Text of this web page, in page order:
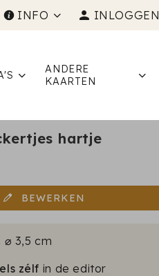
INFO INLOGGEN
ANDERE
KAARTEN
hartje
BEWERKEN
3,5 cm
zélf in de editor